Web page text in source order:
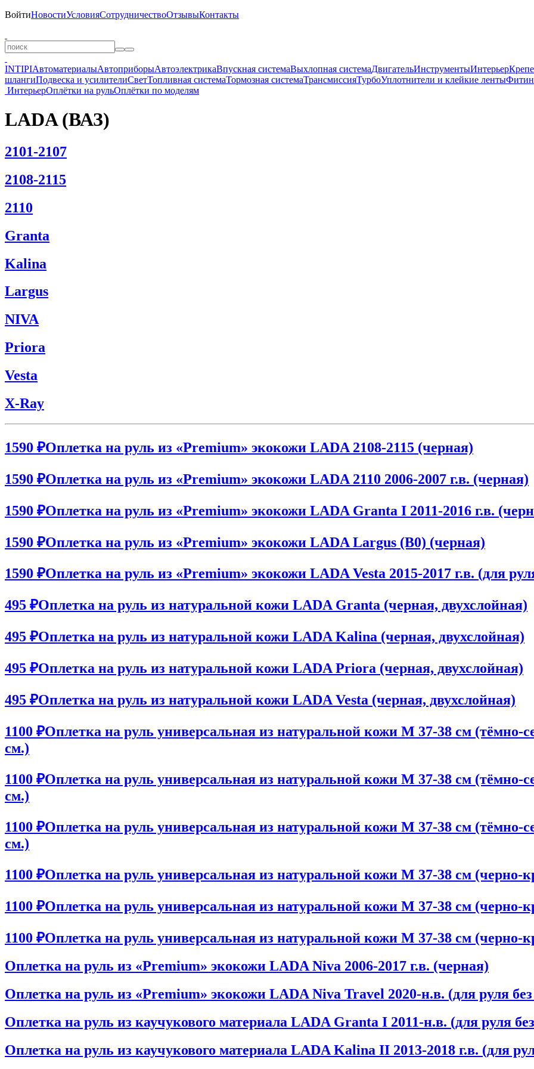
ВойтиНовостиУсловияСотрудничествоОтзывыКонтакты
INTIPIАвтоматериалыАвтоприборыАвтоэлектрикаВпускная системаВыхлопная системаДвигательИнструментыИнтерьер
шлангиПодвеска и усилителиСветТопливная системаТормозная системаТрансмиссияТурбоУплотнители и клейкие ленты
ИнтерьерОплётки на рульОплётки по моделям
LADA (ВАЗ)
2101-2107
2108-2115
2110
Granta
Kalina
Largus
NIVA
Priora
Vesta
X-Ray
1590 ₽Оплетка на руль из «Premium» экокожи LADA 2108-2115 (черная)
1590 ₽Оплетка на руль из «Premium» экокожи LADA 2110 2006-2007 г.в. (черная)
1590 ₽Оплетка на руль из «Premium» экокожи LADA Granta I 2011-2016 г.в.
1590 ₽Оплетка на руль из «Premium» экокожи LADA Largus (B0) (черная)
1590 ₽Оплетка на руль из «Premium» экокожи LADA Vesta 2015-2017 г.в. (для
495 ₽Оплетка на руль из натуральной кожи LADA Granta (черная, двухслойная)
495 ₽Оплетка на руль из натуральной кожи LADA Kalina (черная, двухслойная)
495 ₽Оплетка на руль из натуральной кожи LADA Priora (черная, двухслойная)
495 ₽Оплетка на руль из натуральной кожи LADA Vesta (черная, двухслойная)
1100 ₽Оплетка на руль универсальная из натуральной кожи М 37-38 см (тёмно-
см.)
1100 ₽Оплетка на руль универсальная из натуральной кожи М 37-38 см (тёмно-
см.)
1100 ₽Оплетка на руль универсальная из натуральной кожи М 37-38 см (тёмно-
см.)
1100 ₽Оплетка на руль универсальная из натуральной кожи М 37-38 см (черно-
1100 ₽Оплетка на руль универсальная из натуральной кожи М 37-38 см (черно-
1100 ₽Оплетка на руль универсальная из натуральной кожи М 37-38 см (черно-
Оплетка на руль из «Premium» экокожи LADA Niva 2006-2017 г.в. (черная)
Оплетка на руль из «Premium» экокожи LADA Niva Travel 2020-н.в. (для руля
Оплетка на руль из каучукового материала LADA Granta I 2011-н.в. (для руля
Оплетка на руль из каучукового материала LADA Kalina II 2013-2018 г.в. (для